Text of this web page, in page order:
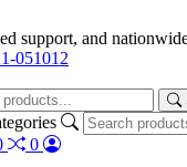
support, and
051012
0